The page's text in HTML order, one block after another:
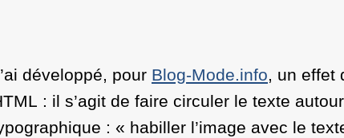
développé, pour Blog-Mode.info, un effet
: il s’agit de faire circuler le texte
: « habiller l’image avec le